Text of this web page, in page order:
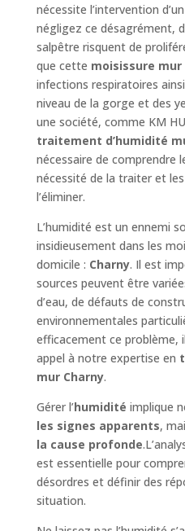
nécessite l’intervention
négligez ce désagrément,
salpêtre risquent de
que cette moisissure mur
infections respiratoires
niveau de la gorge et des
une société, comme KM
traitement d’humidité
nécessaire de comprendre
nécessité de la traiter et
l’éliminer.
L’humidité est un ennemi
insidieusement dans les
domicile : Charny. Il est
sources peuvent être
d’eau, de défauts de
environnementales
efficacement ce problème,
appel à notre expertise en
mur Charny.
Gérer l’humidité implique
les signes apparents,
la cause profonde
est essentielle pour
désordres et définir des
situation.